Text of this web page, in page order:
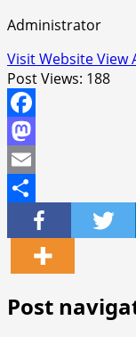
Administrator
Visit WebsiteView
Post Views: 188
Facebook
Mastodon
Email
Share
Post